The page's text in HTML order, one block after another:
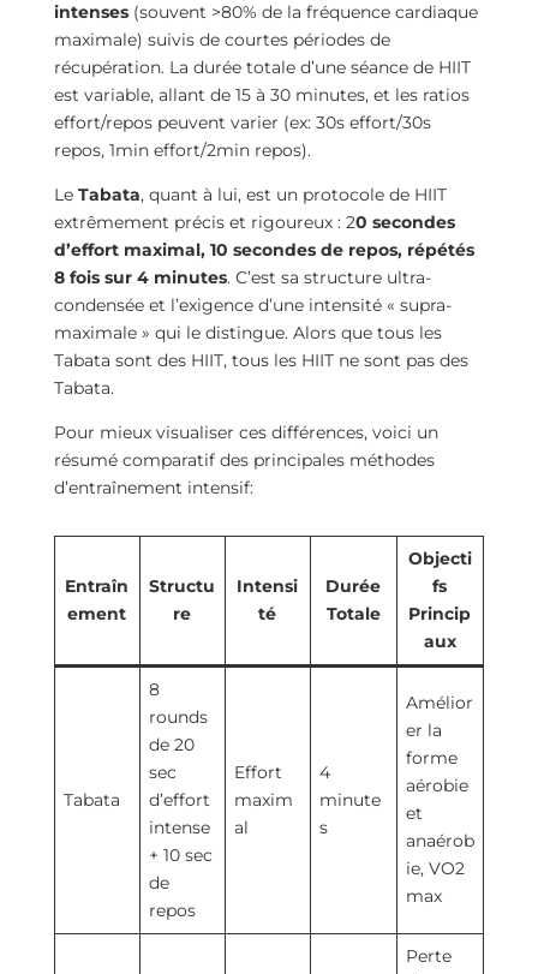
intenses(souvent >80% de la fréquence cardiaque
maximale) suivis de courtes périodes de
récupération. La durée totale d’une séance de HIIT
est variable, allant de 15 à 30 minutes, et les ratios
effort/repos peuvent varier (ex: 30s effort/30s
repos, 1min effort/2min repos).
Le Tabata, quant à lui, est un protocole de HIIT
extrêmement précis et rigoureux : 20 secondes
d’effort maximal, 10 secondes de repos, répétés
8 fois sur 4 minutes. C’est sa structure ultra-
condensée et l’exigence d’une intensité « supra-
maximale » qui le distingue. Alors que tous les
Tabata sont des HIIT, tous les HIIT ne sont pas des
Tabata.
Pour mieux visualiser ces différences, voici un
résumé comparatif des principales méthodes
d’entraînement intensif:
Entraîn
ement
Structu
re
Intensi
té
Durée
Totale
Objecti
fs
Princip
aux
Tabata
8
rounds
de 20
sec
d’effort
intense
+ 10 sec
de
repos
Effort
maxim
al
4
minute
s
Amélior
er la
forme
aérobie
et
anaérob
ie, VO2
max
Perte